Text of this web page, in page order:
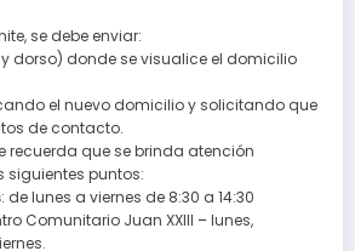
se debe enviar:
y dorso) donde se visualice el domicilio
el nuevo domicilio y solicitando que
de contacto.
recuerda que se brinda atención
siguientes puntos:
: de lunes a viernes de 8:30 a 14:30
Comunitario Juan XXIII – lunes,